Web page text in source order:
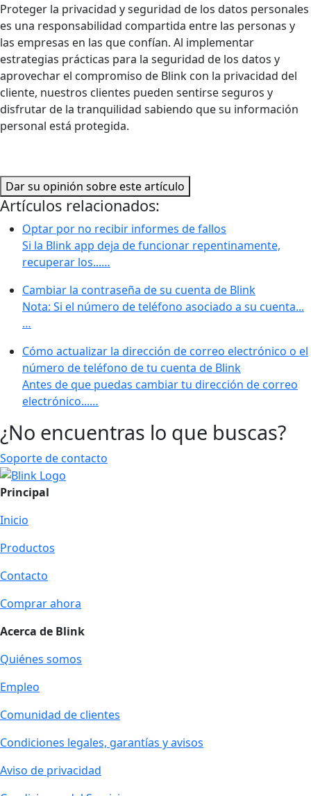
Proteger la privacidad y seguridad de los datos personales
es una responsabilidad compartida entre las personas y
las empresas en las que confían. Al implementar
estrategias prácticas para la seguridad de los datos y
aprovechar el compromiso de Blink con la privacidad del
cliente, nuestros clientes pueden sentirse seguros y
disfrutar de la tranquilidad sabiendo que su información
personal está protegida.
Dar su opinión sobre este artículo
Artículos relacionados:
Optar por no recibir informes de fallos
Si la Blink app deja de funcionar repentinamente,
recuperar los...…
Cambiar la contraseña de su cuenta de Blink
Nota: Si el número de teléfono asociado a su cuenta...
…
Cómo actualizar la dirección de correo electrónico o el
número de teléfono de tu cuenta de Blink
Antes de que puedas cambiar tu dirección de correo
electrónico...…
¿No encuentras lo que buscas?
Soporte de contacto
Principal
Inicio
Productos
Contacto
Comprar ahora
Acerca de Blink
Quiénes somos
Empleo
Comunidad de clientes
Condiciones legales, garantías y avisos
Aviso de privacidad